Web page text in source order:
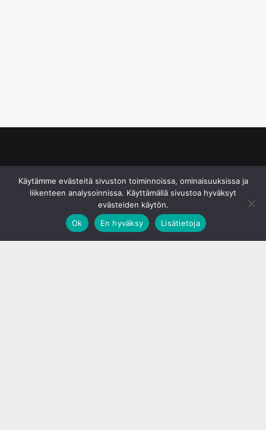
Käytämme evästeitä sivuston toiminnoissa, ominaisuuksissa ja
liikenteen analysoinnissa. Käyttämällä sivustoa hyväksyt
evästeiden käytön.
Ok
En hyväksy Lisätietoja